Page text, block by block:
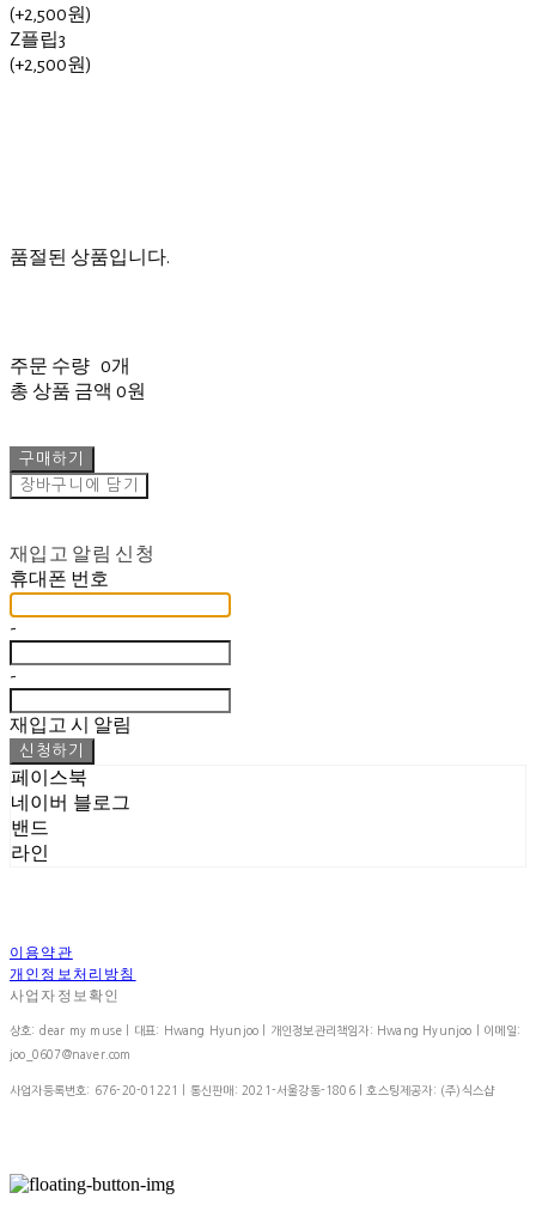
(+2,500원)
Z플립3
(+2,500원)
품절된 상품입니다.
주문 수량 0개
총 상품 금액 0원
구매하기
장바구니에 담기
재입고 알림 신청
휴대폰 번호
-
-
재입고 시 알림
신청하기
페이스북
네이버 블로그
밴드
라인
이용약관
개인정보처리방침
사업자정보확인
상호: dear my muse | 대표: Hwang Hyunjoo | 개인정보관리책임자: Hwang Hyunjoo | 이메일:
joo_0607@naver.com
사업자등록번호: 676-20-01221 | 통신판매: 2021-서울강동-1806| 호스팅제공자: (주)식스샵